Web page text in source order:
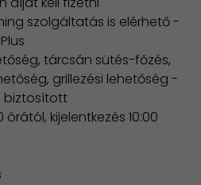
szolgáltatás is elérhető -
tárcsán sütés-főzés,
grillezési lehetőség -
biztosított
órától, kijelentkezés 10:00